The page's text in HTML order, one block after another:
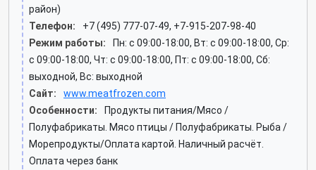
район)
Телефон:
+7 (495) 777-07-49, +7-915-207-98-40
Режим работы:
Пн: c 09:00-18:00, Вт: c 09:00-18:00, Ср:
c 09:00-18:00, Чт: c 09:00-18:00, Пт: c 09:00-18:00, Сб:
выходной, Вс: выходной
Сайт:
www.meatfrozen.com
Особенности:
Продукты питания/Мясо /
Полуфабрикаты. Мясо птицы / Полуфабрикаты. Рыба /
Морепродукты/Оплата картой. Наличный расчёт.
Оплата через банк